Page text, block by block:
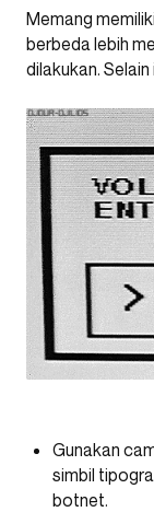
Memang
berbeda lebih
dilakukan.
Gunakan
simbil
botnet.